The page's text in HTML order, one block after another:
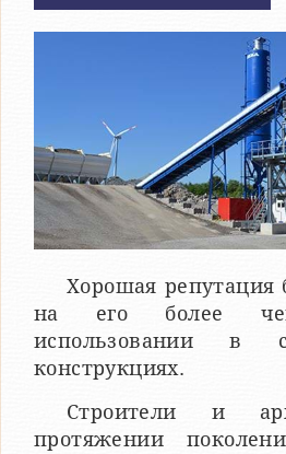
Хорошая репутация
на его более
использовании в
конструкциях.
Строители и
протяжении